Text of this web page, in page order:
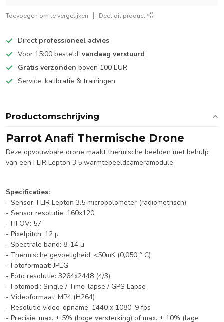
Toevoegen om te vergelijken Deel dit product
Direct professioneel advies
Voor 15:00 besteld, vandaag verstuurd
Gratis verzonden boven 100 EUR
Service, kalibratie & trainingen
Productomschrijving
Parrot Anafi Thermische Drone
Deze opvouwbare drone maakt thermische beelden met behulp
van een FLIR Lepton 3.5 warmtebeeldcameramodule.
Specificaties:
- Sensor: FLIR Lepton 3.5 microbolometer (radiometrisch)
- Sensor resolutie: 160x120
- HFOV: 57
- Pixelpitch: 12 µ
- Spectrale band: 8-14 µ
- Thermische gevoeligheid: <50mK (0,050 ° C)
- Fotoformaat: JPEG
- Foto resolutie: 3264x2448 (4/3)
- Fotomodi: Single / Time-lapse / GPS Lapse
- Videoformaat: MP4 (H264)
- Resolutie video-opname: 1440 x 1080, 9 fps
- Precisie: max. ± 5% (hoge versterking) of max. ± 10% (lage